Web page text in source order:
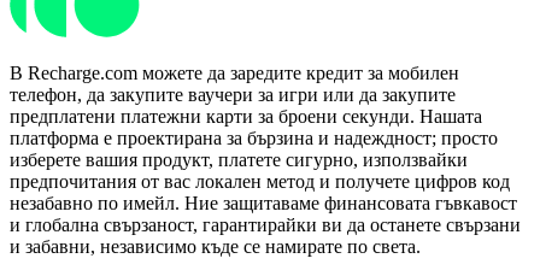
В Recharge.com можете да заредите кредит за мобилен
телефон, да закупите ваучери за игри или да закупите
предплатени платежни карти за броени секунди. Нашата
платформа е проектирана за бързина и надеждност; просто
изберете вашия продукт, платете сигурно, използвайки
предпочитания от вас локален метод и получете цифров код
незабавно по имейл. Ние защитаваме финансовата гъвкавост
и глобална свързаност, гарантирайки ви да останете свързани
и забавни, независимо къде се намирате по света.